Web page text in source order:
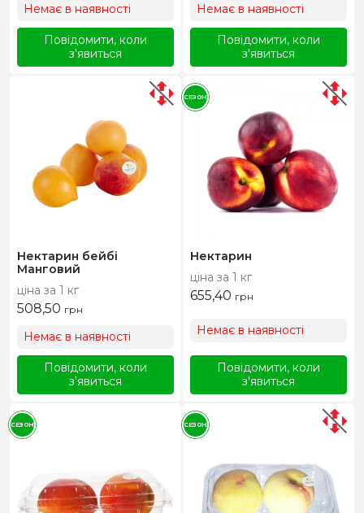
Немає в наявності
Повідомити, коли
з'явиться
Немає в наявності
Повідомити, коли
з'явиться
Нектарин бейбі
Манговий
ціна за 1 кг
508,50 грн
Немає в наявності
Повідомити, коли
з'явиться
Нектарин
ціна за 1 кг
655,40 грн
Немає в наявності
Повідомити, коли
з'явиться
СЕЗОН
СЕЗОН СЕЗОН